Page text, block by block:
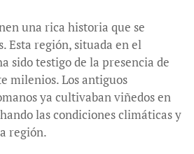
una rica historia que se
Esta región, situada en el
sido testigo de la presencia de
milenios. Los antiguos
ya cultivaban viñedos en
las condiciones climáticas y
región.